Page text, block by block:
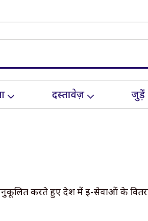
दस्तावेज़ जुड़ें
करते हुए देश में ई-सेवाओं के वितरण